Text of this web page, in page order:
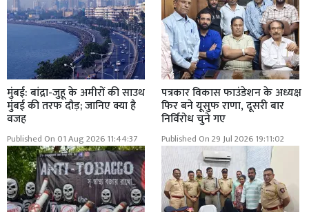
मुंबई: बांद्रा-जुहू के अमीरों की साउथ
मुंबई की तरफ दौड़; जानिए क्या है
वजह
Published On 01 Aug 2026 11:44:37
पत्रकार विकास फाउंडेशन के अध्यक्ष
फिर बने यूसुफ राणा, दूसरी बार
निर्विरोध चुने गए
Published On 29 Jul 2026 19:11:02